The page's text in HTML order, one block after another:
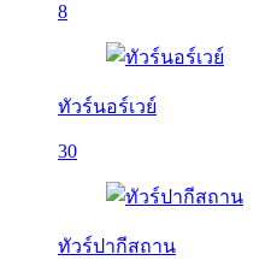
8
ทัวร์นอร์เวย์
30
ทัวร์ปากีสถาน